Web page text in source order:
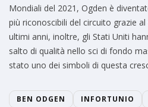
Mondiali del 2021, Ogden è
più riconoscibili del circuito grazie
ultimi anni, inoltre, gli Stati Uniti
salto di qualità nello sci di fondo
stato uno dei simboli di questa
BEN ODGEN INFORTUNIO